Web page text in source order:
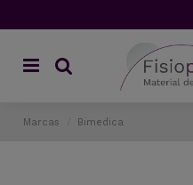
Marcas Bimedica